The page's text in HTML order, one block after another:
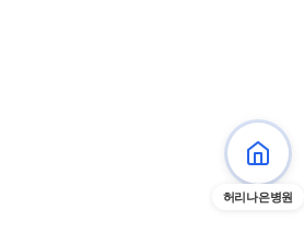
허리나은병원